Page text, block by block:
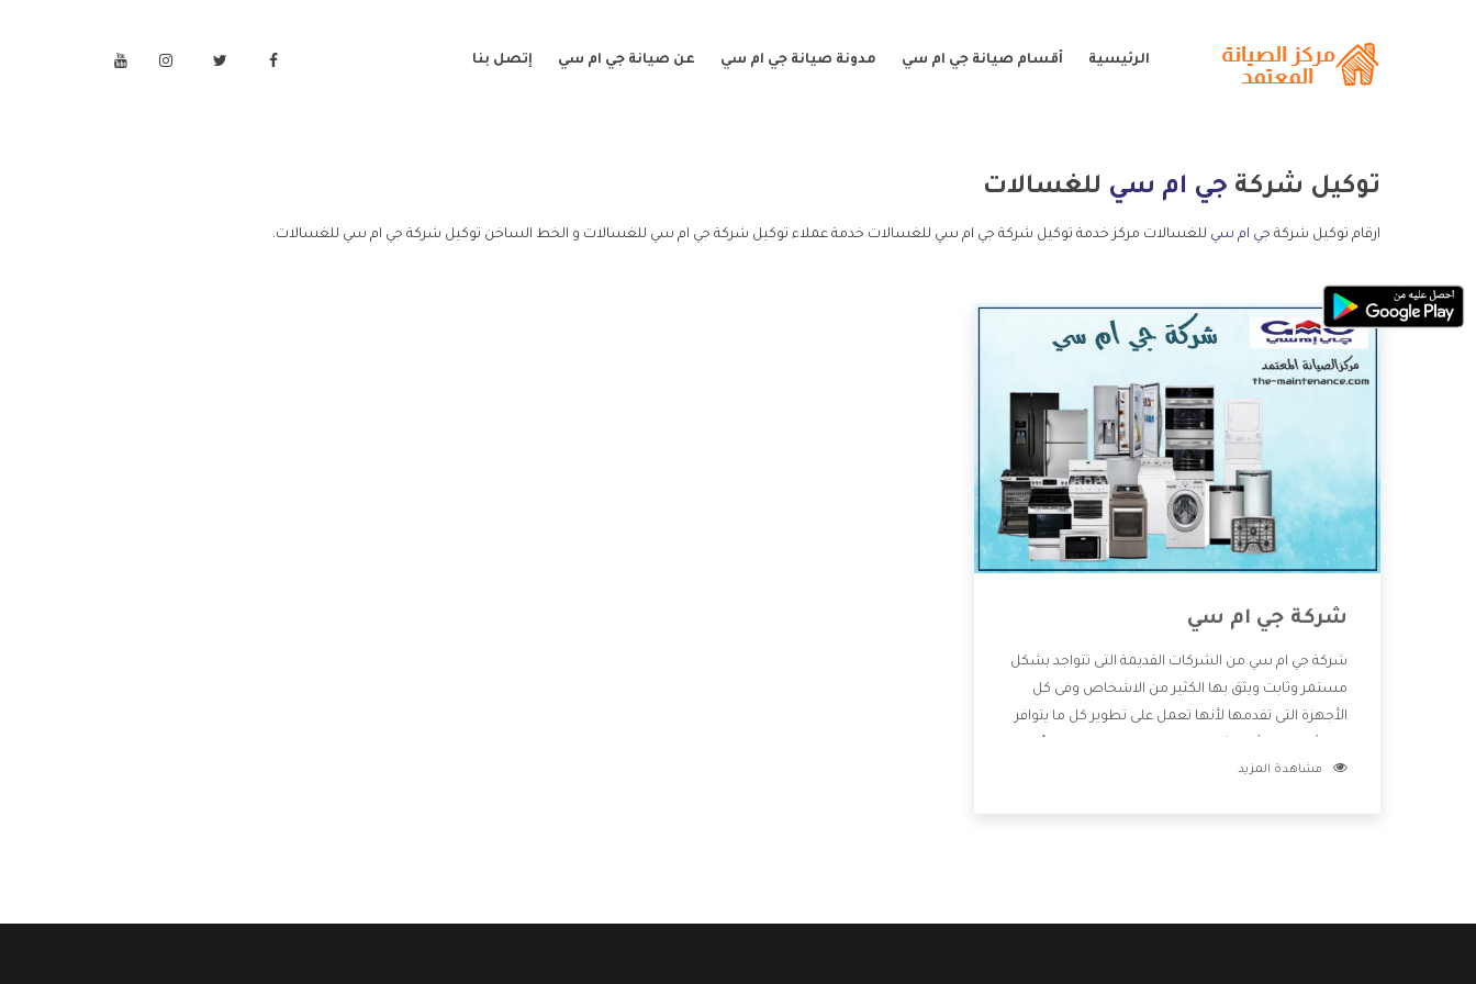
الرئيسية أقسام صيانة جي ام سي مدونة صيانة جي ام سي عن صيانة جي ام سي إتصل بنا
توكيل شركة جي ام سي للغسالات
ارقام توكيل شركة جي ام سي للغسالات مركز خدمة توكيل شركة جي ام سي للغسالات خدمة عملاء توكيل شركة جي ام سي للغسالات و الخط الساخن توكيل شركة جي ام سي للغسالات.
شركة جي ام سي
شركة جي ام سي من الشركات القديمة التى تتواجد بشكل
مستمر وثابت ويثق بها الكثير من الاشخاص وفى كل
الأجهزة التى تقدمها لأنها تعمل على تطوير كل ما يتوافر
خدمات ما بعد البيع مع المنتجات وتقدم للعملاء أقوى
مشاهدة المزيد